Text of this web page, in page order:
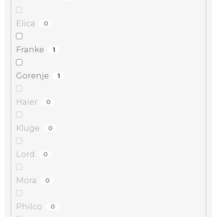
Elica 0
Franke 1
Gorenje 1
Haier 0
Kluge 0
Lord 0
Mora 0
Philco 0